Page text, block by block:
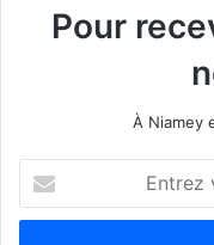
Pour
À Niamey
t